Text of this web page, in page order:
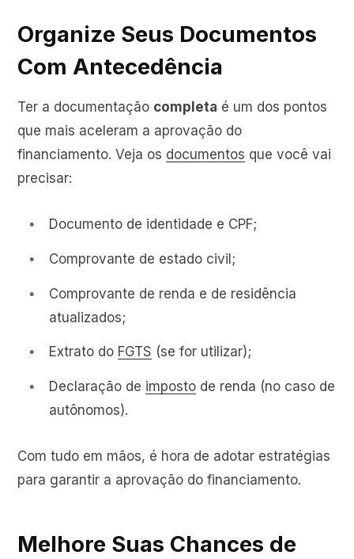
Organize Seus Documentos
Com Antecedência
Ter a documentação completa é um dos pontos
que mais aceleram a aprovação do
financiamento. Veja os documentos que você vai
precisar:
Documento de identidade e CPF;
Comprovante de estado civil;
Comprovante de renda e de residência
atualizados;
Extrato do FGTS (se for utilizar);
Declaração de imposto de renda (no caso de
autônomos).
Com tudo em mãos, é hora de adotar estratégias
para garantir a aprovação do financiamento.
Melhore Suas Chances de